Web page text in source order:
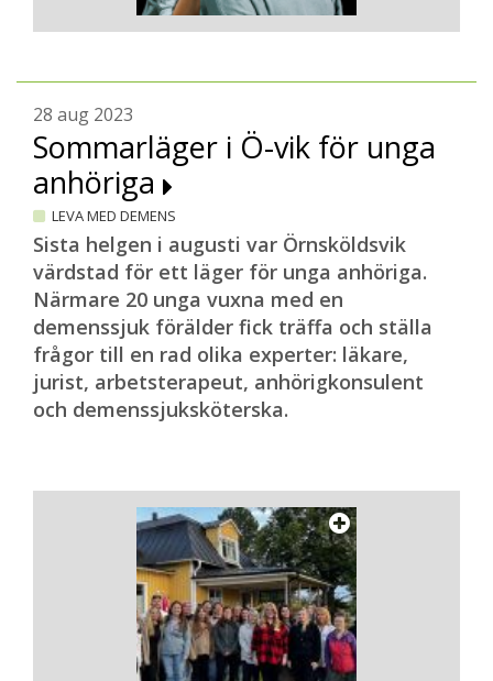
28 aug 2023
Sommarläger i Ö-vik för unga
anhöriga
LEVA MED DEMENS
Sista helgen i augusti var Örnsköldsvik
värdstad för ett läger för unga anhöriga.
Närmare 20 unga vuxna med en
demenssjuk förälder fick träffa och ställa
frågor till en rad olika experter: läkare,
jurist, arbetsterapeut, anhörigkonsulent
och demenssjuksköterska.